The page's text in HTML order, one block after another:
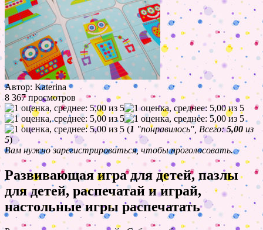
Автор: Katerina
8 367 просмотров
(1 "понравилось", Всего:5,00 из
5)
Вам нужно зарегистрироваться, чтобы проголосовать.
Развивающая игра для детей, пазлы
для детей, распечатай и играй,
настольные игры распечатать